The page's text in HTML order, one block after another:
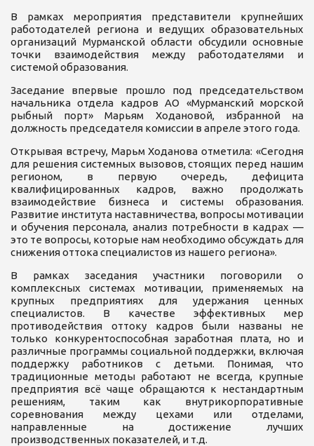
В рамках мероприятия представители крупнейших
работодателей региона и ведущих образовательных
организаций Мурманской области обсудили основные
точки взаимодействия между работодателями и
системой образования.
Заседание впервые прошло под председательством
начальника отдела кадров АО «Мурманский морской
рыбный порт» Марьям Ходановой, избранной на
должность председателя комиссии в апреле этого года.
Открывая встречу, Марьм Ходанова отметила: «Сегодня
для решения системных вызовов, стоящих перед нашим
регионом, в первую очередь, дефицита
квалифицированных кадров, важно продолжать
взаимодействие бизнеса и системы образования.
Развитие института наставничества, вопросы мотивации
и обучения персонала, анализ потребности в кадрах —
это те вопросы, которые нам необходимо обсуждать для
снижения оттока специалистов из нашего региона».
В рамках заседания участники поговорили о
комплексных системах мотивации, применяемых на
крупных предприятиях для удержания ценных
специалистов. В качестве эффективных мер
противодействия оттоку кадров были названы не
только конкурентоспособная заработная плата, но и
различные программы социальной поддержки, включая
поддержку работников с детьми. Понимая, что
традиционные методы работают не всегда, крупные
предприятия всё чаще обращаются к нестандартным
решениям, таким как внутрикорпоративные
соревнования между цехами или отделами,
направленные на достижение лучших
производственных показателей, и т.д.